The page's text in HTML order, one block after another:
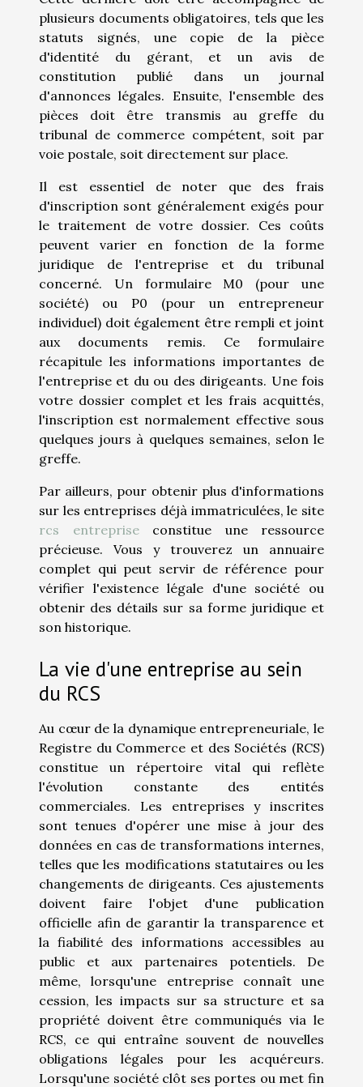
plusieurs documents obligatoires, tels que les
statuts signés, une copie de la pièce
d'identité du gérant, et un avis de
constitution publié dans un journal
d'annonces légales. Ensuite, l'ensemble des
pièces doit être transmis au greffe du
tribunal de commerce compétent, soit par
voie postale, soit directement sur place.
Il est essentiel de noter que des frais
d'inscription sont généralement exigés pour
le traitement de votre dossier. Ces coûts
peuvent varier en fonction de la forme
juridique de l'entreprise et du tribunal
concerné. Un formulaire M0 (pour une
société) ou P0 (pour un entrepreneur
individuel) doit également être rempli et joint
aux documents remis. Ce formulaire
récapitule les informations importantes de
l'entreprise et du ou des dirigeants. Une fois
votre dossier complet et les frais acquittés,
l'inscription est normalement effective sous
quelques jours à quelques semaines, selon le
greffe.
Par ailleurs, pour obtenir plus d'informations
sur les entreprises déjà immatriculées, le site
rcs entrepriseconstitue une ressource
précieuse. Vous y trouverez un annuaire
complet qui peut servir de référence pour
vérifier l'existence légale d'une société ou
obtenir des détails sur sa forme juridique et
son historique.
La vie d'une entreprise au sein
du RCS
Au cœur de la dynamique entrepreneuriale, le
Registre du Commerce et des Sociétés (RCS)
constitue un répertoire vital qui reflète
l'évolution constante des entités
commerciales. Les entreprises y inscrites
sont tenues d'opérer une mise à jour des
données en cas de transformations internes,
telles que les modifications statutaires ou les
changements de dirigeants. Ces ajustements
doivent faire l'objet d'une publication
officielle afin de garantir la transparence et
la fiabilité des informations accessibles au
public et aux partenaires potentiels. De
même, lorsqu'une entreprise connaît une
cession, les impacts sur sa structure et sa
propriété doivent être communiqués via le
RCS, ce qui entraîne souvent de nouvelles
obligations légales pour les acquéreurs.
Lorsqu'une société clôt ses portes ou met fin